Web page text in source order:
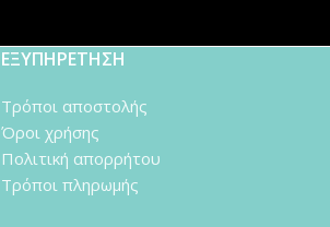
ΕΞΥΠΗΡΕΤΗΣΗ
Τρόποι αποστολής
Όροι χρήσης
Πολιτική απορρήτου
Τρόποι πληρωμής